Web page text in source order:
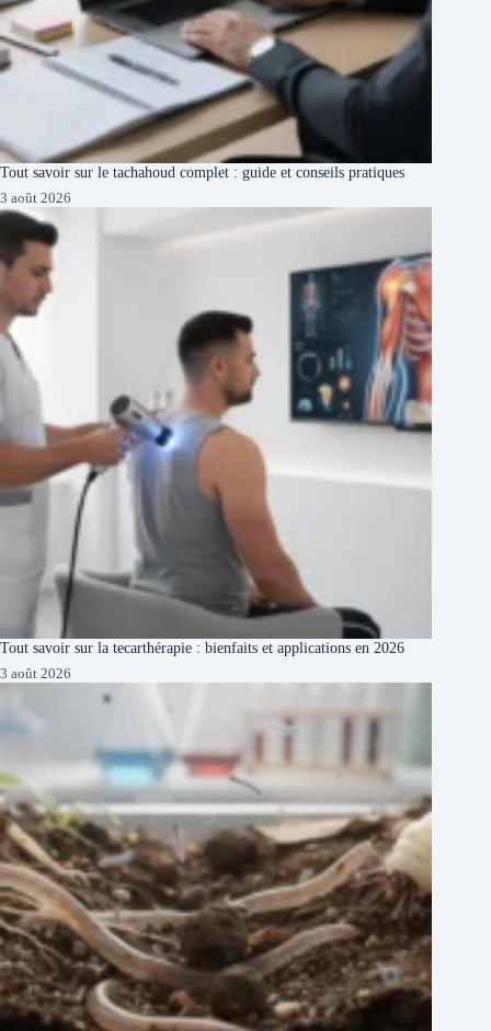
Tout savoir sur le tachahoud complet : guide et conseils pratiques
3 août 2026
Tout savoir sur la tecarthérapie : bienfaits et applications en 2026
3 août 2026